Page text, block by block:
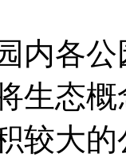
内各
生态
较大